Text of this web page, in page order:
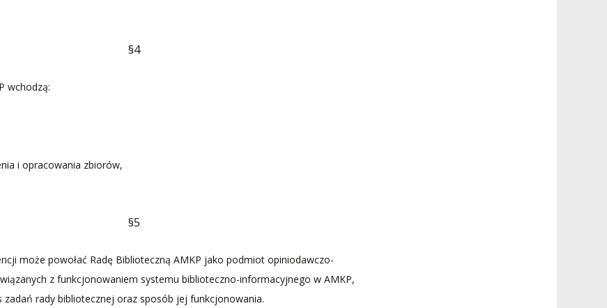
§4
wchodzą:
i opracowania zbiorów,
§5
może powołać Radę Biblioteczną AMKP jako podmiot opiniodawczo-
z funkcjonowaniem systemu biblioteczno-informacyjnego w AMKP,
zadań rady bibliotecznej oraz sposób jej funkcjonowania.